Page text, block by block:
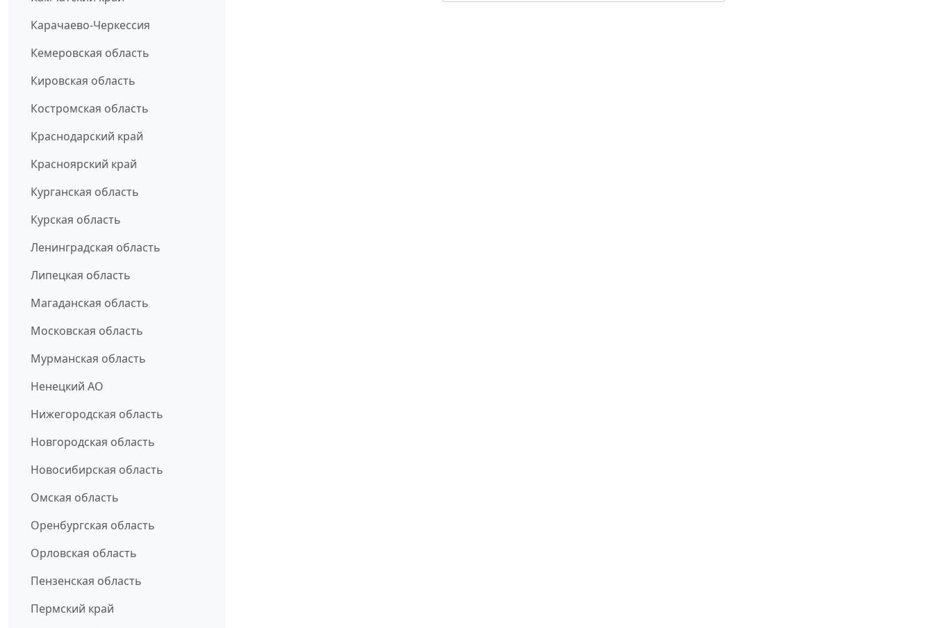
Карачаево-Черкессия
Кемеровская область
Кировская область
Костромская область
Краснодарский край
Красноярский край
Курганская область
Курская область
Ленинградская область
Липецкая область
Магаданская область
Московская область
Мурманская область
Ненецкий АО
Нижегородская область
Новгородская область
Новосибирская область
Омская область
Оренбургская область
Орловская область
Пензенская область
Пермский край